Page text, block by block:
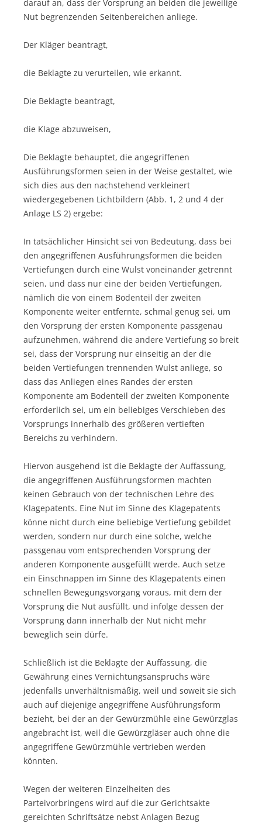
darauf an, dass der Vorsprung an beiden die jeweilige
Nut begrenzenden Seitenbereichen anliege.
Der Kläger beantragt,
die Beklagte zu verurteilen, wie erkannt.
Die Beklagte beantragt,
die Klage abzuweisen,
Die Beklagte behauptet, die angegriffenen
Ausführungsformen seien in der Weise gestaltet, wie
sich dies aus den nachstehend verkleinert
wiedergegebenen Lichtbildern (Abb. 1, 2 und 4 der
Anlage LS 2) ergebe:
In tatsächlicher Hinsicht sei von Bedeutung, dass bei
den angegriffenen Ausführungsformen die beiden
Vertiefungen durch eine Wulst voneinander getrennt
seien, und dass nur eine der beiden Vertiefungen,
nämlich die von einem Bodenteil der zweiten
Komponente weiter entfernte, schmal genug sei, um
den Vorsprung der ersten Komponente passgenau
aufzunehmen, während die andere Vertiefung so breit
sei, dass der Vorsprung nur einseitig an der die
beiden Vertiefungen trennenden Wulst anliege, so
dass das Anliegen eines Randes der ersten
Komponente am Bodenteil der zweiten Komponente
erforderlich sei, um ein beliebiges Verschieben des
Vorsprungs innerhalb des größeren vertieften
Bereichs zu verhindern.
Hiervon ausgehend ist die Beklagte der Auffassung,
die angegriffenen Ausführungsformen machten
keinen Gebrauch von der technischen Lehre des
Klagepatents. Eine Nut im Sinne des Klagepatents
könne nicht durch eine beliebige Vertiefung gebildet
werden, sondern nur durch eine solche, welche
passgenau vom entsprechenden Vorsprung der
anderen Komponente ausgefüllt werde. Auch setze
ein Einschnappen im Sinne des Klagepatents einen
schnellen Bewegungsvorgang voraus, mit dem der
Vorsprung die Nut ausfüllt, und infolge dessen der
Vorsprung dann innerhalb der Nut nicht mehr
beweglich sein dürfe.
Schließlich ist die Beklagte der Auffassung, die
Gewährung eines Vernichtungsanspruchs wäre
jedenfalls unverhältnismäßig, weil und soweit sie sich
auch auf diejenige angegriffene Ausführungsform
bezieht, bei der an der Gewürzmühle eine Gewürzglas
angebracht ist, weil die Gewürzgläser auch ohne die
angegriffene Gewürzmühle vertrieben werden
könnten.
Wegen der weiteren Einzelheiten des
Parteivorbringens wird auf die zur Gerichtsakte
gereichten Schriftsätze nebst Anlagen Bezug